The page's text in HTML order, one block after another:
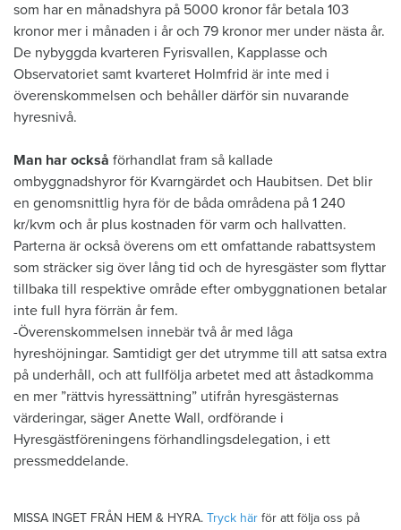
som har en månadshyra på 5000 kronor får betala 103
kronor mer i månaden i år och 79 kronor mer under nästa år.
De nybyggda kvarteren Fyrisvallen, Kapplasse och
Observatoriet samt kvarteret Holmfrid är inte med i
överenskommelsen och behåller därför sin nuvarande
hyresnivå.
Man har också förhandlat fram så kallade
ombyggnadshyror för Kvarngärdet och Haubitsen. Det blir
en genomsnittlig hyra för de båda områdena på 1 240
kr/kvm och år plus kostnaden för varm och hallvatten.
Parterna är också överens om ett omfattande rabattsystem
som sträcker sig över lång tid och de hyresgäster som flyttar
tillbaka till respektive område efter ombyggnationen betalar
inte full hyra förrän år fem.
-Överenskommelsen innebär två år med låga
hyreshöjningar. Samtidigt ger det utrymme till att satsa extra
på underhåll, och att fullfölja arbetet med att åstadkomma
en mer ”rättvis hyressättning” utifrån hyresgästernas
värderingar, säger Anette Wall, ordförande i
Hyresgästföreningens förhandlingsdelegation, i ett
pressmeddelande.
MISSA INGET FRÅN HEM & HYRA. Tryck här för att följa oss på